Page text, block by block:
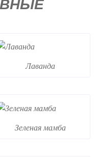
Лаванда
Зеленая мамба